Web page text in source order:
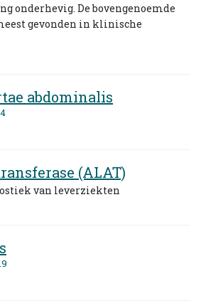
onderhevig. De bovengenoemde
gevonden in klinische
abdominalis
(ALAT)
van leverziekten